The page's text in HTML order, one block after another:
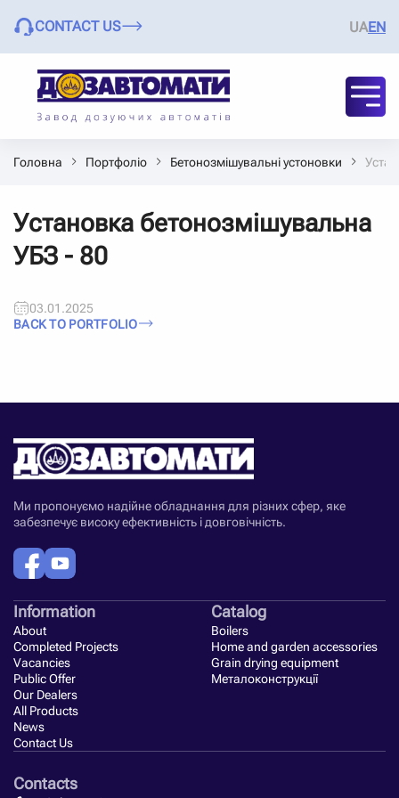
CONTACT US UAEN
Головна Портфоліо Бетонозмішувальні устоновки
Установка бетонозмішувальна
УБЗ - 80
03.01.2025
BACK TO PORTFOLIO
Ми пропонуємо надійне обладнання для різних сфер, яке
забезпечує високу ефективність і довговічність.
Information
About
Completed Projects
Vacancies
Public Offer
Our Dealers
All Products
News
Contact Us
Catalog
Boilers
Home and garden accessories
Grain drying equipment
Металоконструкції
Contacts